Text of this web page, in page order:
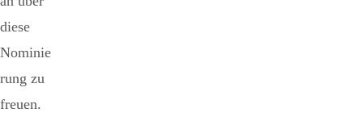
diese
Nominie
rung zu
freuen.